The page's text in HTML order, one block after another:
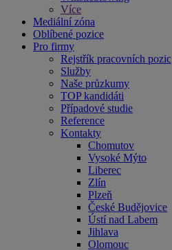
Více
Mediální zóna
Oblíbené pozice
Pro firmy
Rejstřík pracovních pozic
Služby
Naše průzkumy
TOP kandidáti
Případové studie
Reference
Kontakty
Chomutov
Vysoké Mýto
Liberec
Zlín
Plzeň
České Budějovice
Ústí nad Labem
Jihlava
Olomouc